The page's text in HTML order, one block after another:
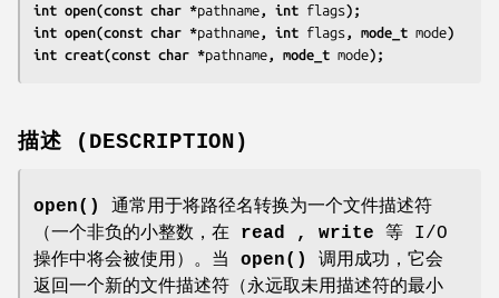
int open(const char *pathname , int flags);
int open(const char *pathname , int flags , mode_t mode)
int creat(const char *pathname , mode_t mode);
描述 (DESCRIPTION)
open()
通常用于将路径名转换为一个文件描述符
（一个非负的小整数，在 read , write 等 I/O
操作中将会被使用）。当 open()
调用成功，它会
返回一个新的文件描述符（永远取未用描述符的最小